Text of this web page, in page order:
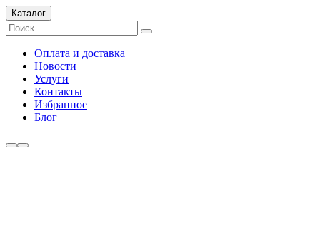
Каталог
Оплата и доставка
Новости
Услуги
Контакты
Избранное
Блог